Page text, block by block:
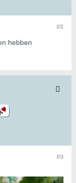
#8
hebben
#9